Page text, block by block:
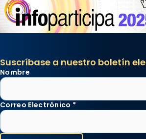
Suscríbase a nuestro boletín
Nombre
Correo Electrónico *